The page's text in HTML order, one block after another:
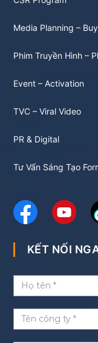
Media Planning –
Phim Truyền Hình –
Event – Activation
TVC – Viral Video
PR & Digital
Tư Vấn Sáng Tạo
KẾT NỐI